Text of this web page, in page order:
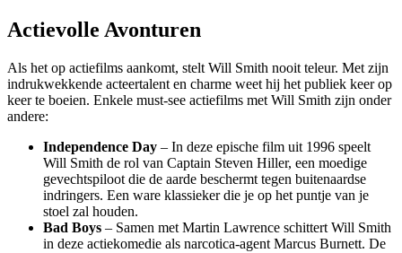
Actievolle Avonturen
Als het op actiefilms aankomt, stelt Will Smith nooit teleur. Met zijn
indrukwekkende acteertalent en charme weet hij het publiek keer op
keer te boeien. Enkele must-see actiefilms met Will Smith zijn onder
andere:
Independence Day – In deze epische film uit 1996 speelt
Will Smith de rol van Captain Steven Hiller, een moedige
gevechtspiloot die de aarde beschermt tegen buitenaardse
indringers. Een ware klassieker die je op het puntje van je
stoel zal houden.
Bad Boys – Samen met Martin Lawrence schittert Will Smith
in deze actiekomedie als narcotica-agent Marcus Burnett. De